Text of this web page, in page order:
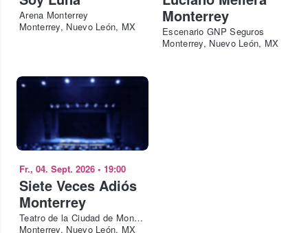
Arena Monterrey
Monterrey, Nuevo León, MX
Monterrey
Escenario GNP Seguros
Monterrey, Nuevo León, MX
Fr., 04. Sept. 2026 • 19:00
Siete Veces Adiós
Monterrey
Teatro de la Ciudad de Monterrey
Monterrey, Nuevo León, MX